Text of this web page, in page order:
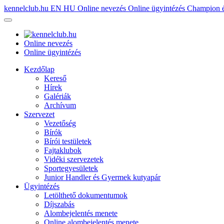
kennelclub.hu EN HU Online nevezés Online ügyintézés Champion
Online nevezés
Online ügyintézés
Kezdőlap
Kereső
Hírek
Galériák
Archívum
Szervezet
Vezetőség
Bírók
Bírói testületek
Fajtaklubok
Vidéki szervezetek
Sportegyesületek
Junior Handler és Gyermek kutyapár
Ügyintézés
Letölthető dokumentumok
Díjszabás
Alombejelentés menete
Online alombejelentés menete